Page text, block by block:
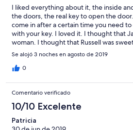
I liked everything about it, the inside
the doors, the real key to open the
come in after a certain time you need
with your key. I loved it. I thought that
woman. I thought that Russell was
me with things for me to do in P’town,
to see John Lloyd Young who was
much as I can, thank you so much. I also
for a perfect stay. xo Love, Laraine
Se alojó 3 noches en agosto de 2019
0
Comentario verificado
10/10 Excelente
Patricia